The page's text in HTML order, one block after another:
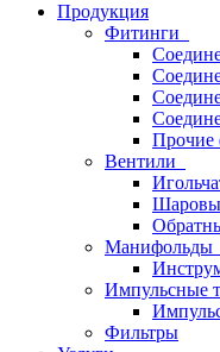
Продукция
Фитинги
Прочие
Вентили
Манифольды
Импульсные
Фильтры